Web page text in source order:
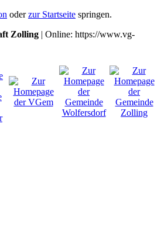
oderzur Startseite springen.
Zolling | Online: https://www.vg-